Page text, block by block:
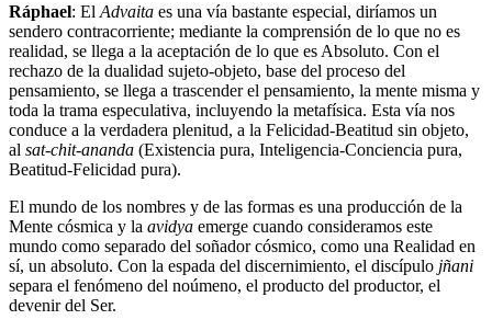
Ráphael: El Advaita es una vía bastante especial, diríamos un
sendero contracorriente; mediante la comprensión de lo que no es
realidad, se llega a la aceptación de lo que es Absoluto. Con el
rechazo de la dualidad sujeto-objeto, base del proceso del
pensamiento, se llega a trascender el pensamiento, la mente misma y
toda la trama especulativa, incluyendo la metafísica. Esta vía nos
conduce a la verdadera plenitud, a la Felicidad-Beatitud sin objeto,
al sat-chit-ananda (Existencia pura, Inteligencia-Conciencia pura,
Beatitud-Felicidad pura).
El mundo de los nombres y de las formas es una producción de la
Mente cósmica y la avidya emerge cuando consideramos este
mundo como separado del soñador cósmico, como una Realidad en
sí, un absoluto. Con la espada del discernimiento, el discípulo jñani
separa el fenómeno del noúmeno, el producto del productor, el
devenir del Ser.